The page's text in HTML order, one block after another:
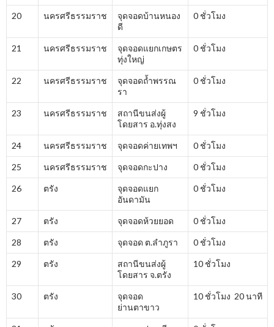
20 นครศรีธรรมราช
จุดจอดบ้านหนอง
ดี
0 ชั่วโมง
21 นครศรีธรรมราช
จุดจอดแยกเกษตร
ทุ่งใหญ่
0 ชั่วโมง
22 นครศรีธรรมราช
จุดจอดถ้ำพรรณ
รา
0 ชั่วโมง
23 นครศรีธรรมราช
สถานีขนส่งผู้
โดยสาร อ.ทุ่งสง
9 ชั่วโมง
24 นครศรีธรรมราช จุดจอดค่ายเทพฯ 0 ชั่วโมง
25 นครศรีธรรมราช จุดจอดกะปาง 0 ชั่วโมง
26 ตรัง
จุดจอดแยก
อันดามัน
0 ชั่วโมง
27 ตรัง จุดจอดห้วยยอด 0 ชั่วโมง
28 ตรัง จุดจอด ต.ลำภูรา 0 ชั่วโมง
29 ตรัง
สถานีขนส่งผู้
โดยสาร จ.ตรัง
10 ชั่วโมง
30 ตรัง
จุดจอด
ย่านตาขาว
10 ชั่วโมง 20 นาที